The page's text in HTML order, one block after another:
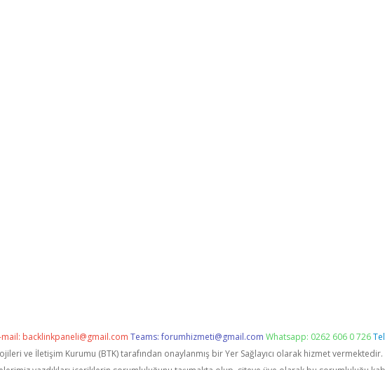
mail: backlinkpaneli@gmail.com Teams:forumhizmeti@gmail.com Whatsapp: 0262 606 0 726
ve İletişim Kurumu (BTK) tarafından onaylanmış bir Yer Sağlayıcı olarak hizmet